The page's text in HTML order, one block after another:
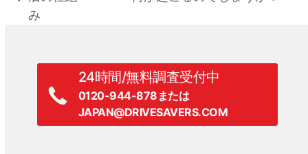
前
み
24時間/無料調査受付中
0120-944-878または
JAPAN@DRIVESAVERS.COM